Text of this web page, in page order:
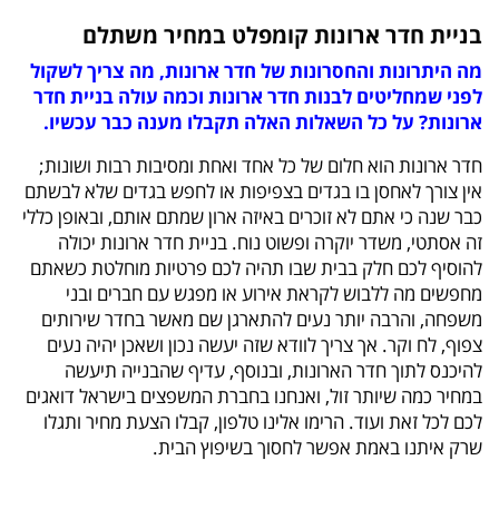
בניית חדר ארונות קומפלט במחיר משתלם
מה היתרונות והחסרונות של חדר ארונות, מה צריך לשקול
לפני שמחליטים לבנות חדר ארונות וכמה עולה בניית חדר
ארונות? על כל השאלות האלה תקבלו מענה כבר עכשיו.
חדר ארונות הוא חלום של כל אחד ואחת ומסיבות רבות ושונות;
אין צורך לאחסן בו בגדים בצפיפות או לחפש בגדים שלא לבשתם
כבר שנה כי אתם לא זוכרים באיזה ארון שמתם אותם, ובאופן כללי
זה אסתטי, משדר יוקרה ופשוט נוח. בניית חדר ארונות יכולה
להוסיף לכם חלק בבית שבו תהיה לכם פרטיות מוחלטת כשאתם
מחפשים מה ללבוש לקראת אירוע או מפגש עם חברים ובני
משפחה, והרבה יותר נעים להתארגן שם מאשר בחדר שירותים
צפוף, לח וקר. אך צריך לוודא שזה יעשה נכון ושאכן יהיה נעים
להיכנס לתוך חדר הארונות, ובנוסף, עדיף שהבנייה תיעשה
במחיר כמה שיותר זול, ואנחנו בחברת המשפצים בישראל דואגים
לכם לכל זאת ועוד. הרימו אלינו טלפון, קבלו הצעת מחיר ותגלו
שרק איתנו באמת אפשר לחסוך בשיפוץ הבית.